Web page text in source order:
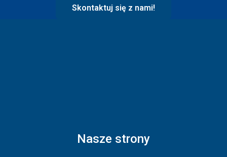
Skontaktuj się z nami!
Nasze strony